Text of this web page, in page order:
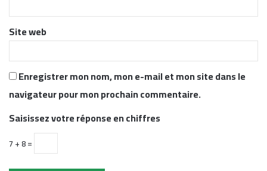
*
Site web
Enregistrer mon nom, mon e-mail et mon site dans le
navigateur pour mon prochain commentaire.
Saisissez votre réponse en chiffres
7 + 8 =